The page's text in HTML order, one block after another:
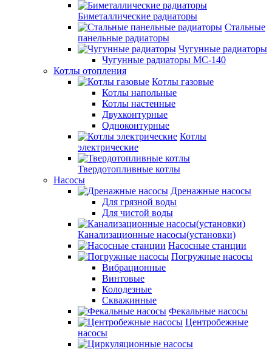
Биметаллические радиаторы
Стальные
панельные радиаторы
Чугунные радиаторы
Чугунные радиаторы МС-140
Котлы отопления
Котлы газовые
Котлы напольные
Котлы настенные
Двухконтурные
Одноконтурные
Котлы
электрические
Твердотопливные котлы
Насосы
Дренажные насосы
Для грязной воды
Для чистой воды
Канализационные насосы(установки)
Насосные станции
Погружные насосы
Вибрационные
Винтовые
Колодезные
Скважинные
Фекальные насосы
Центробежные
насосы